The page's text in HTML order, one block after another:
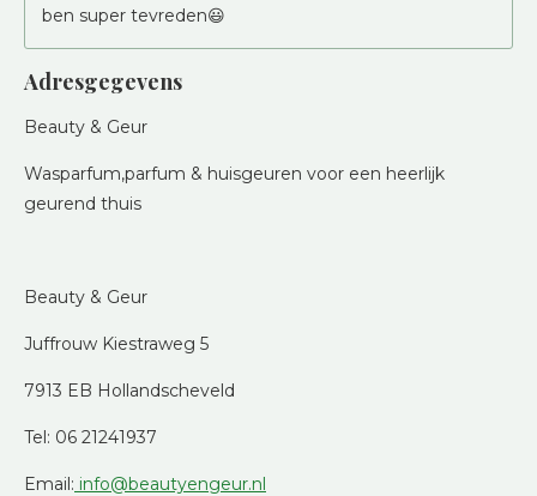
ben super tevreden😃
Adresgegevens
Beauty & Geur
Wasparfum,parfum & huisgeuren voor een heerlijk
geurend thuis
Beauty & Geur
Juffrouw Kiestraweg 5
7913 EB Hollandscheveld
Tel: 06 21241937
Email: info@beautyengeur.nl